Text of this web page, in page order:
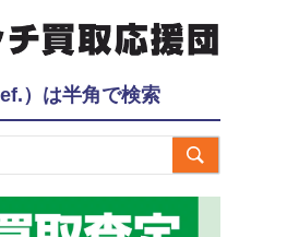
）は半角で検索
